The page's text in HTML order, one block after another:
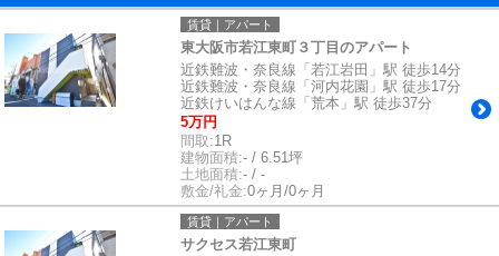
賃貸｜アパート
東大阪市若江東町３丁目のアパート
近鉄難波・奈良線「若江岩田」駅 徒歩14分
近鉄難波・奈良線「河内花園」駅 徒歩17分
近鉄けいはんな線「荒本」駅 徒歩37分
5万円
間取:1R
建物面積:- / 6.51坪
土地面積:- / -
敷金/礼金:0ヶ月/0ヶ月
賃貸｜アパート
サクセス若江東町